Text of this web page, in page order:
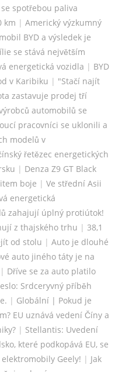
spotřebou paliva
km | Americký výzkumný
BYD a výsledek je
se stává největším
energetická vozidla | BYD
v Karibiku | "Stačí najít
zastavuje prodej tří
automobilů se
pracovníci se uklonili a
modelů v
řetězec energetických
| Denza Z9 GT Black
boje | Ve střední Asii
energetická
zahajují úplný protiútok!
z thajského trhu | 38,1
od stolu | Auto je dlouhé
auto jiného táty je na
| Dříve se za auto platilo
Srdceryvný příběh
| Globální | Pokud je
EU uznává vedení Číny a
| Stellantis: Uvedení
které podkopává EU, se
Geely! | Jak